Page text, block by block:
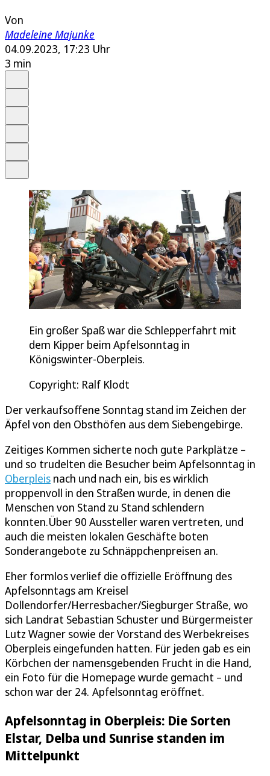
Von
Madeleine Majunke
04.09.2023, 17:23 Uhr
3 min
Ein großer Spaß war die Schlepperfahrt mit
dem Kipper beim Apfelsonntag in
Königswinter-Oberpleis.
Copyright: Ralf Klodt
Der verkaufsoffene Sonntag stand im Zeichen der
Äpfel von den Obsthöfen aus dem Siebengebirge.
Zeitiges Kommen sicherte noch gute Parkplätze –
und so trudelten die Besucher beim Apfelsonntag in
Oberpleis nach und nach ein, bis es wirklich
proppenvoll in den Straßen wurde, in denen die
Menschen von Stand zu Stand schlendern
konnten.Über 90 Aussteller waren vertreten, und
auch die meisten lokalen Geschäfte boten
Sonderangebote zu Schnäppchenpreisen an.
Eher formlos verlief die offizielle Eröffnung des
Apfelsonntags am Kreisel
Dollendorfer/Herresbacher/Siegburger Straße, wo
sich Landrat Sebastian Schuster und Bürgermeister
Lutz Wagner sowie der Vorstand des Werbekreises
Oberpleis eingefunden hatten. Für jeden gab es ein
Körbchen der namensgebenden Frucht in die Hand,
ein Foto für die Homepage wurde gemacht – und
schon war der 24. Apfelsonntag eröffnet.
Apfelsonntag in Oberpleis: Die Sorten
Elstar, Delba und Sunrise standen im
Mittelpunkt